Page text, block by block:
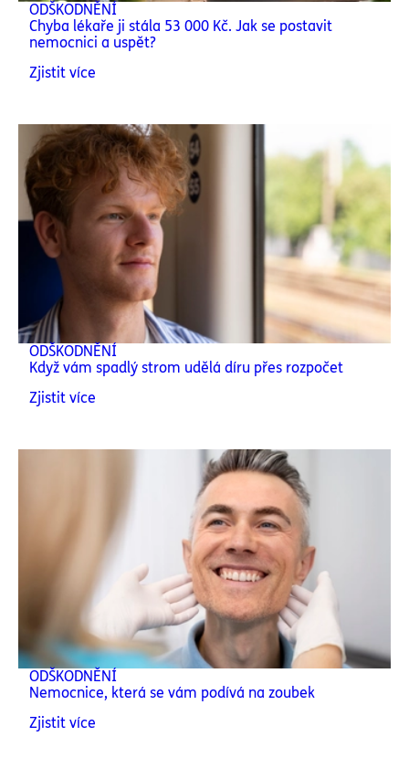
ODŠKODNĚNÍ
Chyba lékaře ji stála 53 000 Kč. Jak se postavit
nemocnici a uspět?
Zjistit více
ODŠKODNĚNÍ
Když vám spadlý strom udělá díru přes rozpočet
Zjistit více
ODŠKODNĚNÍ
Nemocnice, která se vám podívá na zoubek
Zjistit více